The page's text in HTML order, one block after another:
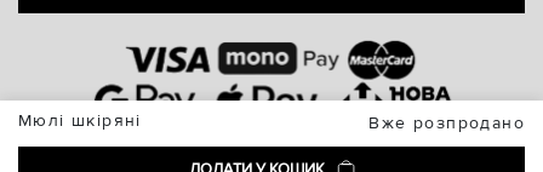
Мюлі шкіряні Вже розпродано